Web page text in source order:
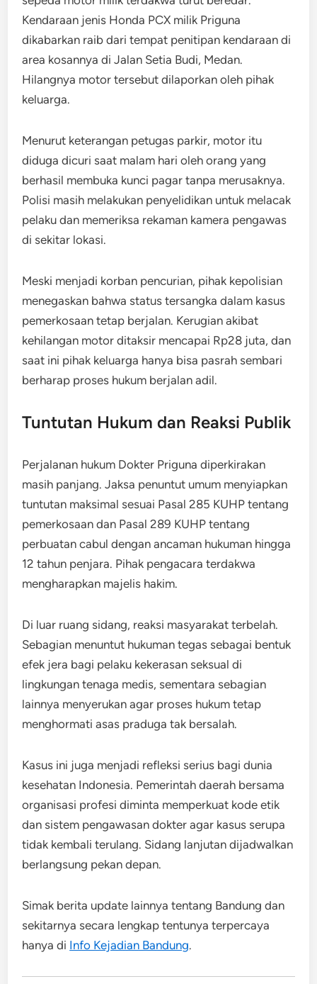
Kendaraan jenis Honda PCX milik Priguna
dikabarkan raib dari tempat penitipan kendaraan di
area kosannya di Jalan Setia Budi, Medan.
Hilangnya motor tersebut dilaporkan oleh pihak
keluarga.
Menurut keterangan petugas parkir, motor itu
diduga dicuri saat malam hari oleh orang yang
berhasil membuka kunci pagar tanpa merusaknya.
Polisi masih melakukan penyelidikan untuk melacak
pelaku dan memeriksa rekaman kamera pengawas
di sekitar lokasi.
Meski menjadi korban pencurian, pihak kepolisian
menegaskan bahwa status tersangka dalam kasus
pemerkosaan tetap berjalan. Kerugian akibat
kehilangan motor ditaksir mencapai Rp28 juta, dan
saat ini pihak keluarga hanya bisa pasrah sembari
berharap proses hukum berjalan adil.
Tuntutan Hukum dan Reaksi Publik
Perjalanan hukum Dokter Priguna diperkirakan
masih panjang. Jaksa penuntut umum menyiapkan
tuntutan maksimal sesuai Pasal 285 KUHP tentang
pemerkosaan dan Pasal 289 KUHP tentang
perbuatan cabul dengan ancaman hukuman hingga
12 tahun penjara. Pihak pengacara terdakwa
mengharapkan majelis hakim.
Di luar ruang sidang, reaksi masyarakat terbelah.
Sebagian menuntut hukuman tegas sebagai bentuk
efek jera bagi pelaku kekerasan seksual di
lingkungan tenaga medis, sementara sebagian
lainnya menyerukan agar proses hukum tetap
menghormati asas praduga tak bersalah.
Kasus ini juga menjadi refleksi serius bagi dunia
kesehatan Indonesia. Pemerintah daerah bersama
organisasi profesi diminta memperkuat kode etik
dan sistem pengawasan dokter agar kasus serupa
tidak kembali terulang. Sidang lanjutan dijadwalkan
berlangsung pekan depan.
Simak berita update lainnya tentang Bandung dan
sekitarnya secara lengkap tentunya terpercaya
hanya di Info Kejadian Bandung.